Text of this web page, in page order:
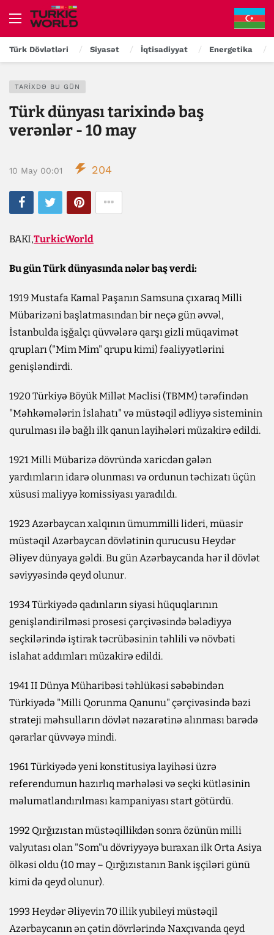
Türk Dövlətləri Siyasət İqtisadiyyat Energetika
TARIXDƏ BU GÜN
Türk dünyası tarixində baş
verənlər - 10 may
10 May 00:01 204
BAKI,TurkicWorld
Bu gün Türk dünyasında nələr baş verdi:​
1919 Mustafa Kamal Paşanın Samsuna çıxaraq Milli
Mübarizəni başlatmasından bir neçə gün əvvəl,
İstanbulda işğalçı qüvvələrə qarşı gizli müqavimət
qrupları ("Mim Mim" qrupu kimi) fəaliyyətlərini
genişləndirdi.
1920 Türkiyə Böyük Millət Məclisi (TBMM) tərəfindən
"Məhkəmələrin İslahatı" və müstəqil ədliyyə sisteminin
qurulması ilə bağlı ilk qanun layihələri müzakirə edildi.
1921 Milli Mübarizə dövründə xaricdən gələn
yardımların idarə olunması və ordunun təchizatı üçün
xüsusi maliyyə komissiyası yaradıldı.
1923 Azərbaycan xalqının ümummilli lideri, müasir
müstəqil Azərbaycan dövlətinin qurucusu Heydər
Əliyev dünyaya gəldi. Bu gün Azərbaycanda hər il dövlət
səviyyəsində qeyd olunur.
1934 Türkiyədə qadınların siyasi hüquqlarının
genişləndirilməsi prosesi çərçivəsində bələdiyyə
seçkilərində iştirak təcrübəsinin təhlili və növbəti
islahat addımları müzakirə edildi.
1941 II Dünya Müharibəsi təhlükəsi səbəbindən
Türkiyədə "Milli Qorunma Qanunu" çərçivəsində bəzi
strateji məhsulların dövlət nəzarətinə alınması barədə
qərarlar qüvvəyə mindi.
1961 Türkiyədə yeni konstitusiya layihəsi üzrə
referendumun hazırlıq mərhələsi və seçki kütləsinin
məlumatlandırılması kampaniyası start götürdü.
1992 Qırğızıstan müstəqillikdən sonra özünün milli
valyutası olan "Som"u dövriyyəyə buraxan ilk Orta Asiya
ölkəsi oldu (10 may – Qırğızıstanın Bank işçiləri günü
kimi də qeyd olunur).
1993 Heydər Əliyevin 70 illik yubileyi müstəqil
Azərbaycanın ən çətin dövrlərində Naxçıvanda qeyd